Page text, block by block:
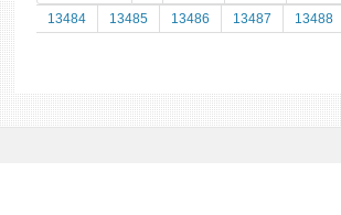
13484
13485 13486 13487 13488